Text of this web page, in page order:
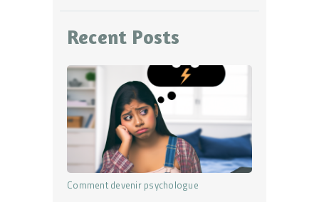
Recent Posts
Comment devenir psychologue